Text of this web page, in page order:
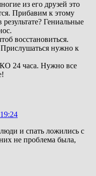
из его друзей это
Прибавим к этому
Гениальные
восстановиться.
нужно к
24 часа. Нужно все
и спать ложились с
не проблема была,